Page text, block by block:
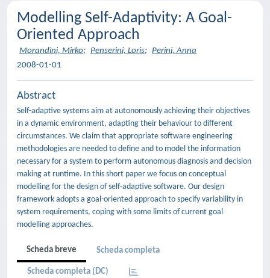
Modelling Self-Adaptivity: A Goal-
Oriented Approach
Morandini, Mirko; Penserini, Loris; Perini, Anna
2008-01-01
Abstract
Self-adaptive systems aim at autonomously achieving their objectives
in a dynamic environment, adapting their behaviour to different
circumstances. We claim that appropriate software engineering
methodologies are needed to define and to model the information
necessary for a system to perform autonomous diagnosis and decision
making at runtime. In this short paper we focus on conceptual
modelling for the design of self-adaptive software. Our design
framework adopts a goal-oriented approach to specify variability in
system requirements, coping with some limits of current goal
modelling approaches.
Scheda breve Scheda completa
Scheda completa (DC)